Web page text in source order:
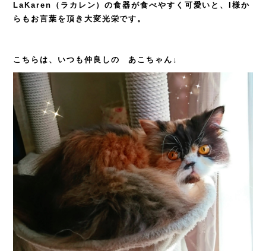
LaKaren（ラカレン）の食器が食べやすく可愛いと、I様か
らもお言葉を頂き大変光栄です。
こちらは、いつも仲良しの あこちゃん↓